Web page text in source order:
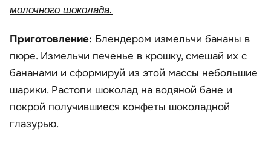
молочного шоколада.
Приготовление: Блендером измельчи бананы в
пюре. Измельчи печенье в крошку, смешай их с
бананами и сформируй из этой массы небольшие
шарики. Растопи шоколад на водяной бане и
покрой получившиеся конфеты шоколадной
глазурью.